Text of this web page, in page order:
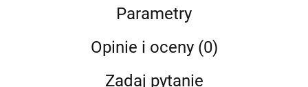
Parametry
Opinie i oceny (0)
Zadaj pytanie